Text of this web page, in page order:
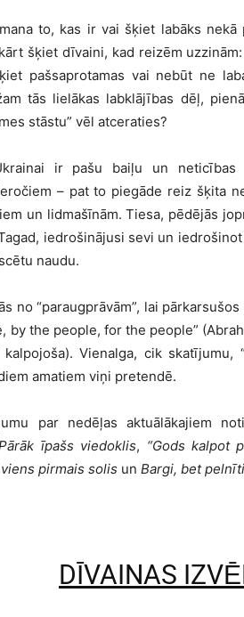
to, kas ir vai šķiet labāks
šķiet dīvaini, kad reizēm
pašsaprotamas vai nebūt ne
tās lielākas labklājības dēļ,
stāstu” vēl atceraties?
ir pašu baiļu un neticības
– pat to piegāde reiz šķita
un lidmašīnām. Tiesa, pēdējās
iedrošinājusi sevi un
naudu.
no “paraugprāvām”, lai
by the people, for the people”
Vienalga, cik skatījumu,
amatiem viņi pretendē.
par nedēļas aktuālākajiem
īpašs viedoklis, “Gods kalpot
pirmais solis un Bargi, bet pelnīti
DĪVAINAS